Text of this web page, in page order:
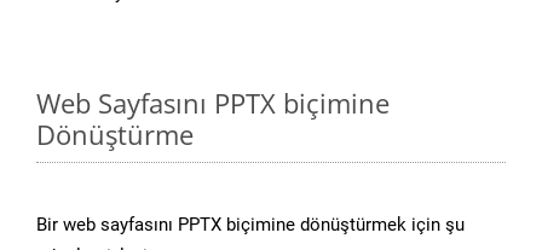
Web Sayfasını PPTX biçimine
Dönüştürme
Bir web sayfasını PPTX biçimine dönüştürmek için şu